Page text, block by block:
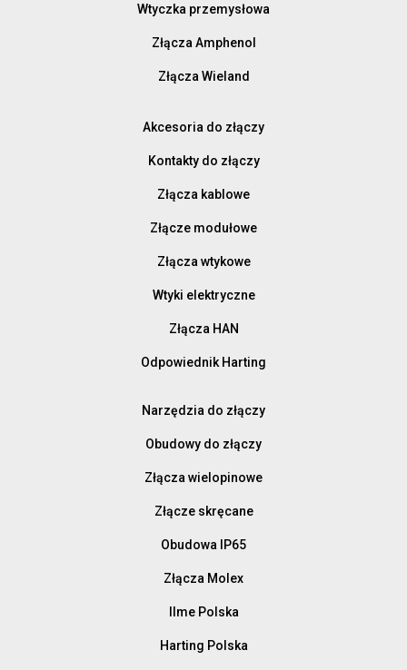
Wtyczka przemysłowa
Złącza Amphenol
Złącza Wieland
Akcesoria do złączy
Kontakty do złączy
Złącza kablowe
Złącze modułowe
Złącza wtykowe
Wtyki elektryczne
Złącza HAN
Odpowiednik Harting
Narzędzia do złączy
Obudowy do złączy
Złącza wielopinowe
Złącze skręcane
Obudowa IP65
Złącza Molex
Ilme Polska
Harting Polska